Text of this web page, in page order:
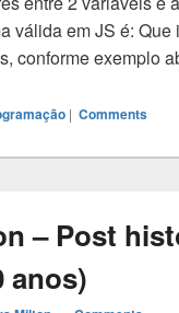
a
iválida em JS é:
conforme exemplo
| Comments
– Post
anos)